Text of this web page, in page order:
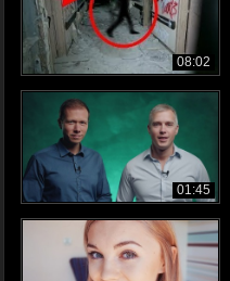
08:02
01:45